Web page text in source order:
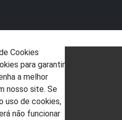
Cookies
para garantir
a melhor
nosso site. Se
uso de cookies,
não funcionar